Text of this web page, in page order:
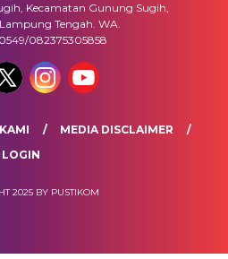
Kecamatan Gunung Sugih,
Tengah. WA.
082375305858
MEDIA DISCLAIMER
LOGIN
2025 BY PUSTIKOM